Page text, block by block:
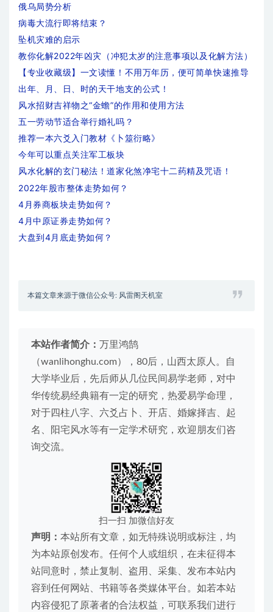
俄乌局势分析
病毒大流行即将结束？
坠机灾难的启示
教你化解2022年凶灾（冲犯太岁的注意事项以及化解方法）
【专业收藏级】一文读懂！不用万年历，便可简单快速推导
出年、月、日、时的天干地支的公式！
风水招财吉祥物之“金蟾”的作用和使用方法
五一劳动节适合举行婚礼吗？
推荐一本六爻入门教材《卜筮衍略》
今年可以重点关注军工板块
风水化解的玄门秘法！道家化煞净宅十二药精及咒语！
2022年股市整体走势如何？
4月券商板块走势如何？
4月中原证券走势如何？
大盘到4月底走势如何？
本篇文章来源于微信公众号: 风雷阁天机室
本站作者简介： 万里鸿鹄
（wanlihonghu.com），80后，山西太原人。自
大学毕业后，先后师从几位民间易学老师，对中
华传统易经典籍有一定的研究，热爱易学命理，
对于四柱八字、六爻占卜、开店、婚嫁择吉、起
名、阳宅风水等有一定学术研究，欢迎朋友们咨
询交流。
扫一扫 加微信好友
声明： 本站所有文章，如无特殊说明或标注，均
为本站原创发布。任何个人或组织，在未征得本
站同意时，禁止复制、盗用、采集、发布本站内
容到任何网站、书籍等各类媒体平台。如若本站
内容侵犯了原著者的合法权益，可联系我们进行